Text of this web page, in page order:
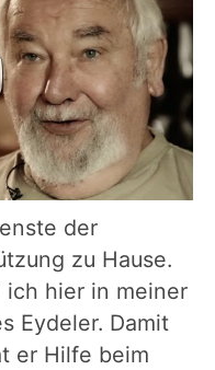
der
zu Hause.
ich hier in meiner
Eydeler. Damit
er Hilfe beim